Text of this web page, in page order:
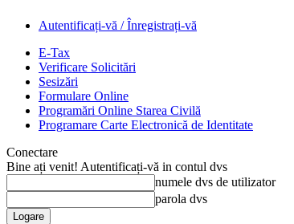
Autentificați-vă / Înregistrați-vă
E-Tax
Verificare Solicitări
Sesizări
Formulare Online
Programări Online Starea Civilă
Programare Carte Electronică de Identitate
Conectare
Bine ați venit! Autentificați-vă in contul dvs
numele dvs de utilizator
parola dvs